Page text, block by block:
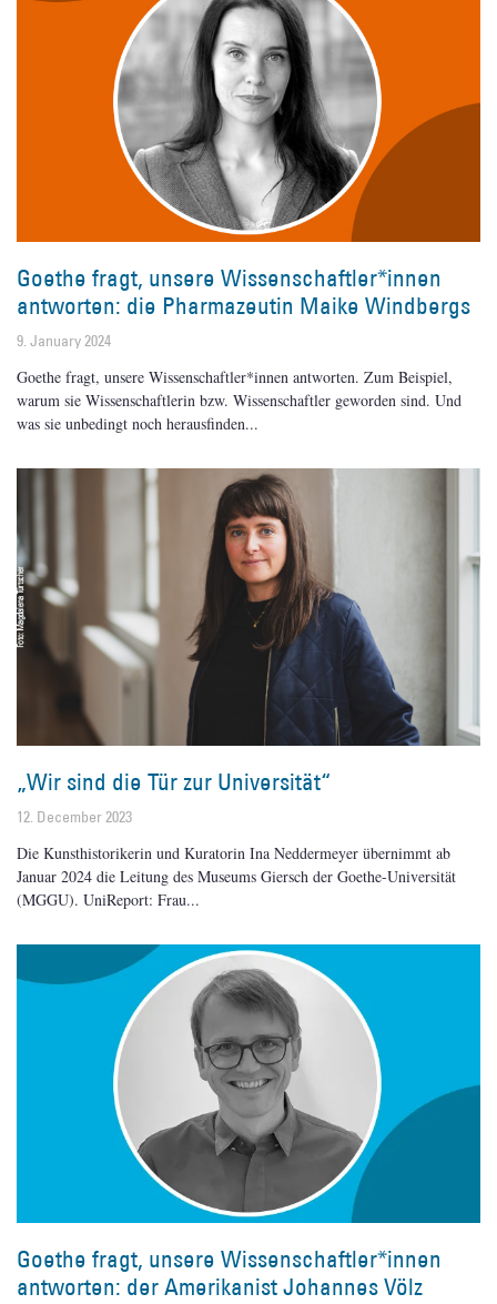
Goethe fragt, unsere Wissenschaftler*innen
antworten: die Pharmazeutin Maike Windbergs
9. January 2024
Goethe fragt, unsere Wissenschaftler*innen antworten. Zum Beispiel,
warum sie Wissenschaftlerin bzw. Wissenschaftler geworden sind. Und
was sie unbedingt noch herausfinden
„Wir sind die Tür zur Universität“
12. December 2023
Die Kunsthistorikerin und Kuratorin Ina Neddermeyer übernimmt ab
Januar 2024 die Leitung des Museums Giersch der Goethe-Universität
(MGGU). UniReport: Frau
Goethe fragt, unsere Wissenschaftler*innen
antworten: der Amerikanist Johannes Völz